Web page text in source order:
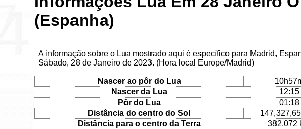
(Espanha)
A informação sobre o Lua mostrado aqui é específico para Madrid,
Sábado, 28 de Janeiro de 2023. (Hora local Europe/Madrid)
Nascer ao pôr do Lua
Nascer da Lua
12:15
Pôr do Lua
01:18
Distância do centro do Sol
Distância para o centro da Terra
382,072